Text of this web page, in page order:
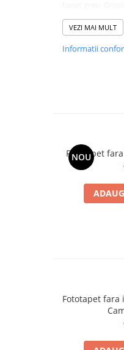
Fototapetul va fi
VEZI MAI MULT
Informatii
NOU
Fototapet
Fototapet fara